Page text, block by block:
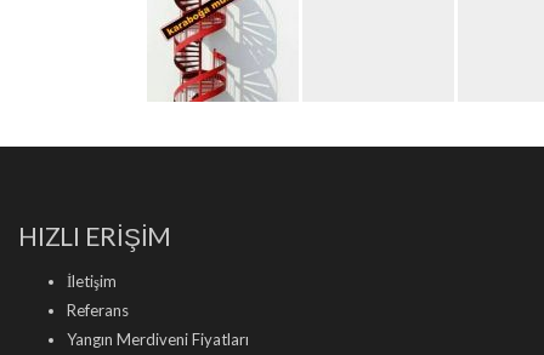
HIZLI ERİŞİM
İletişim
Referans
Yangın Merdiveni Fiyatları